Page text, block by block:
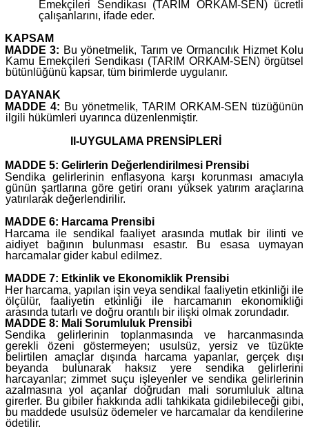
Emekçileri Sendikası (TARIM ORKAM-SEN) ücretli
çalışanlarını, ifade eder.
KAPSAM
MADDE 3: Bu yönetmelik, Tarım ve Ormancılık Hizmet Kolu
Kamu Emekçileri Sendikası (TARIM ORKAM-SEN) örgütsel
bütünlüğünü kapsar, tüm birimlerde uygulanır.
DAYANAK
MADDE 4: Bu yönetmelik, TARIM ORKAM-SEN tüzüğünün
ilgili hükümleri uyarınca düzenlenmiştir.
II-UYGULAMA PRENSİPLERİ
MADDE 5: Gelirlerin Değerlendirilmesi Prensibi
Sendika gelirlerinin enflasyona karşı korunması amacıyla
günün şartlarına göre getiri oranı yüksek yatırım araçlarına
yatırılarak değerlendirilir.
MADDE 6: Harcama Prensibi
Harcama ile sendikal faaliyet arasında mutlak bir ilinti ve
aidiyet bağının bulunması esastır. Bu esasa uymayan
harcamalar gider kabul edilmez.
MADDE 7: Etkinlik ve Ekonomiklik Prensibi
Her harcama, yapılan işin veya sendikal faaliyetin etkinliği ile
ölçülür, faaliyetin etkinliği ile harcamanın ekonomikliği
arasında tutarlı ve doğru orantılı bir ilişki olmak zorundadır.
MADDE 8: Mali Sorumluluk Prensibi
Sendika gelirlerinin toplanmasında ve harcanmasında
gerekli özeni göstermeyen; usulsüz, yersiz ve tüzükte
belirtilen amaçlar dışında harcama yapanlar, gerçek dışı
beyanda bulunarak haksız yere sendika gelirlerini
harcayanlar; zimmet suçu işleyenler ve sendika gelirlerinin
azalmasına yol açanlar doğrudan mali sorumluluk altına
girerler. Bu gibiler hakkında adli tahkikata gidilebileceği gibi,
bu maddede usulsüz ödemeler ve harcamalar da kendilerine
ödetilir.